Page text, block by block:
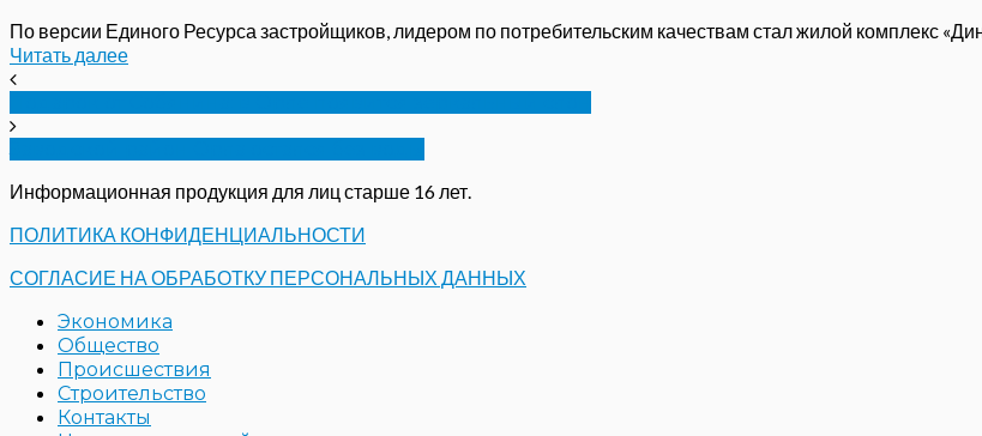
По версии Единого Ресурса застройщиков, лидером по потребительским качествам стал жилой комплекс
Читать далее
Информационная продукция для лиц старше 16 лет.
ПОЛИТИКА КОНФИДЕНЦИАЛЬНОСТИ
СОГЛАСИЕ НА ОБРАБОТКУ ПЕРСОНАЛЬНЫХ ДАННЫХ
Экономика
Общество
Происшествия
Строительство
Контакты